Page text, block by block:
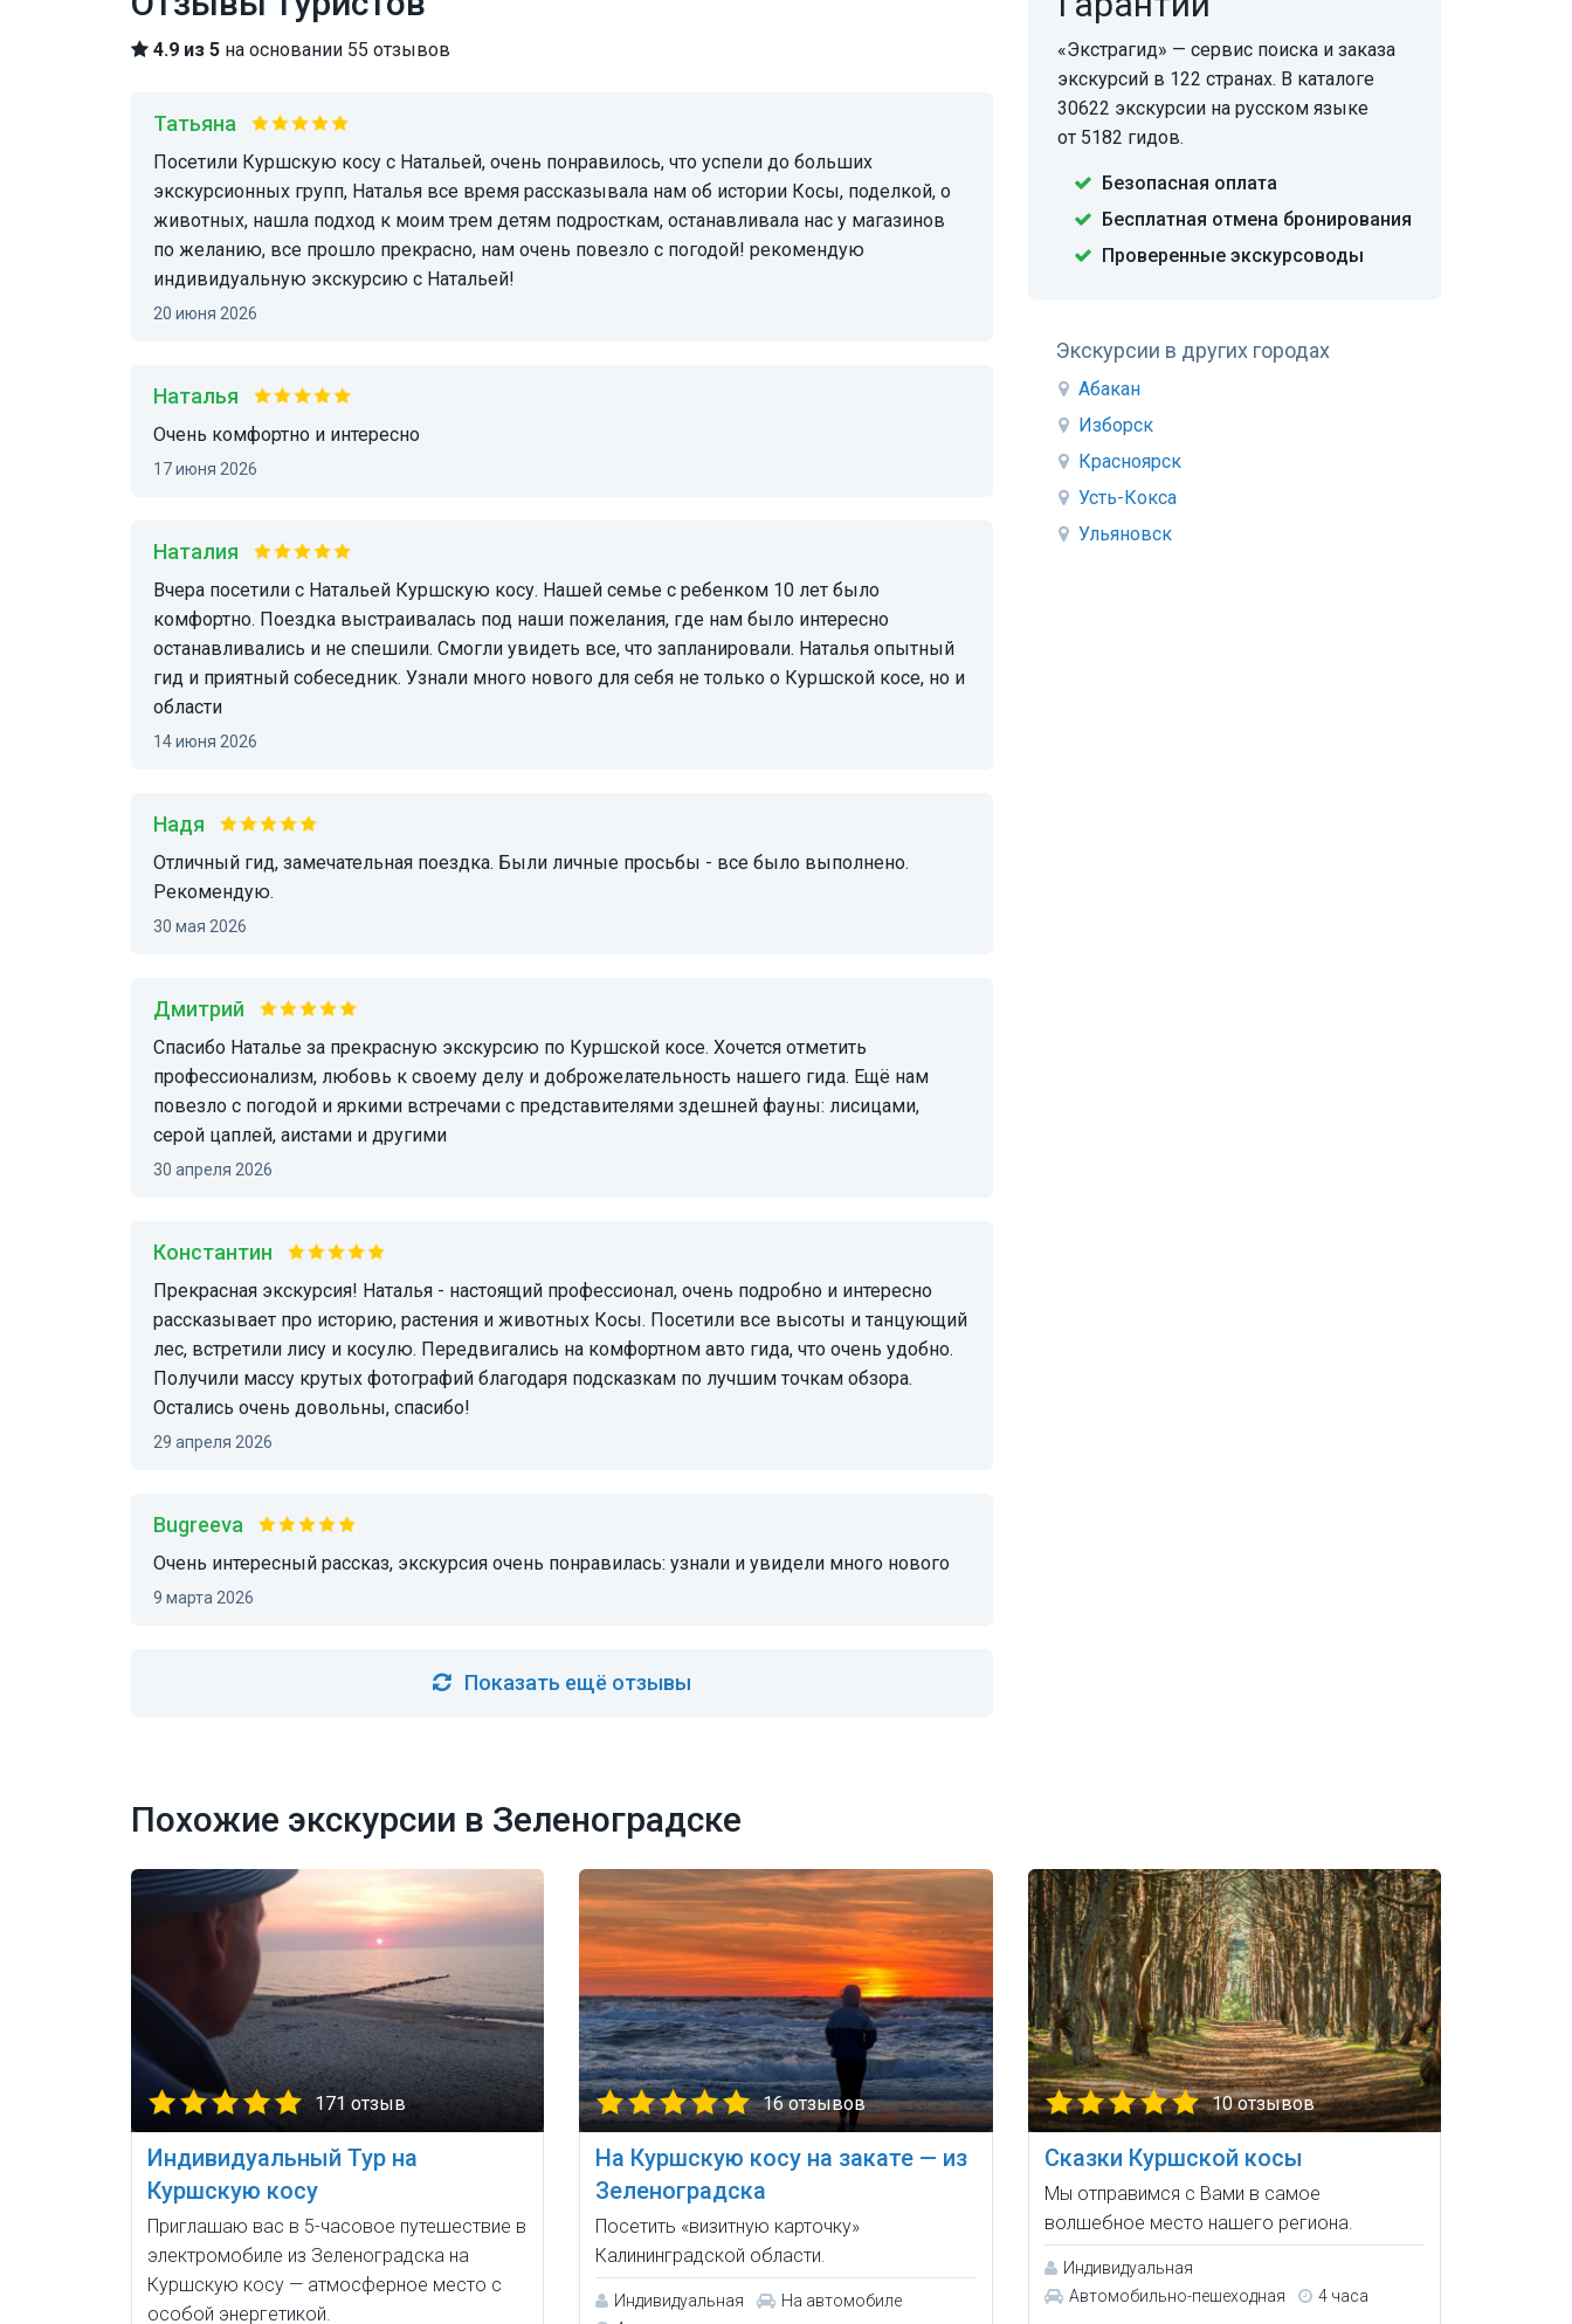
4.9 из 5 на основании 55 отзывов
Татьяна
посетили Куршскую косу с Натальей, очень понравилось, что успели до больших
экскурсионных групп, Наталья все время рассказывала нам об истории Косы, поделкой, о
животных, нашла подход к моим трем детям подросткам, останавливала нас у магазинов
по желанию, все прошло прекрасно, нам очень повезло с погодой! рекомендую
индивидуальную экскурсию с Натальей!
20 июня 2026
Наталья
очень комфортно и интересно
17 июня 2026
Наталия
Вчера посетили с Натальей Куршскую косу. Нашей семье с ребенком 10 лет было
комфортно. Поездка выстраивалась под наши пожелания, где нам было интересно
останавливались и не спешили. Смогли увидеть все, что запланировали. Наталья опытный
гид и приятный собеседник. Узнали много нового для себя не только о Куршской косе, но и
области
14 июня 2026
Надя
Отличный гид, замечательная поездка. Были личные просьбы - все было выполнено.
Рекомендую.
30 мая 2026
Дмитрий
Спасибо Наталье за прекрасную экскурсию по Куршской косе. Хочется отметить
профессионализм, любовь к своему делу и доброжелательность нашего гида. Ещё нам
повезло с погодой и яркими встречами с представителями здешней фауны: лисицами,
серой цаплей, аистами и другими
30 апреля 2026
Константин
Прекрасная экскурсия! Наталья - настоящий профессионал, очень подробно и интересно
рассказывает про историю, растения и животных Косы. Посетили все высоты и танцующий
лес, встретили лису и косулю. Передвигались на комфортном авто гида, что очень удобно.
Получили массу крутых фотографий благодаря подсказкам по лучшим точкам обзора.
Остались очень довольны, спасибо!
29 апреля 2026
Bugreeva
очень интересный рассказ, экскурсия очень понравилась: узнали и увидели много нового
9 марта 2026
Показать ещё отзывы
«Экстрагид» — сервис поиска и заказа
экскурсий в 122 странах. В каталоге
30622 экскурсии на русском языке
от 5182 гидов.
Безопасная оплата
Бесплатная отмена бронирования
Проверенные экскурсоводы
Экскурсии в других городах
Абакан
Изборск
Красноярск
Усть-Кокса
Ульяновск
Похожие экскурсии в Зеленоградске
171 отзыв
Индивидуальный Тур на
Куршскую косу
Приглашаю вас в 5-часовое путешествие в
электромобиле из Зеленоградска на
Куршскую косу — атмосферное место с
особой энергетикой.
16 отзывов
На Куршскую косу на закате — из
Зеленоградска
Посетить «визитную карточку»
Калининградской области.
Индивидуальная
На автомобиле
10 отзывов
Сказки Куршской косы
Мы отправимся с Вами в самое
волшебное место нашего региона.
Индивидуальная
Автомобильно-пешеходная
4 часа